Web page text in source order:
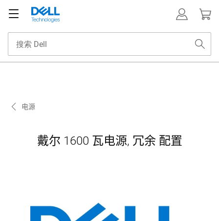
电源
戴尔 1600 瓦电源, 冗余 配置